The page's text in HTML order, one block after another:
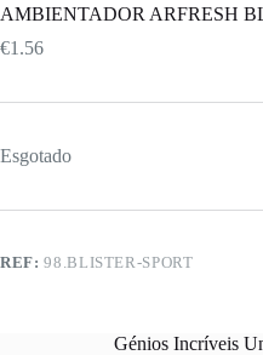
AMBIENTADOR ARFRESH
€1.56
Esgotado
REF:98.BLISTER-SPORT
Génios Incríveis